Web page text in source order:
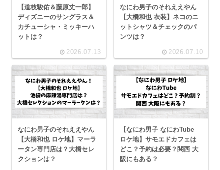
【道枝駿佑＆藤原丈一郎】
ディズニーのサングラス＆
カチューシャ・ミッキーハ
ットは？
2026.07.13
なにわ男子のそれええやん
【大橋和也 衣装】ネコのニ
ットシャツ＆チェックのパ
ンツは？
2026.07.10
なにわ男子のそれええやん
【大橋和也 ロケ地】マーラ
ータン専門店は？大橋セレ
クションは？
【なにわ男子 なにわTube
ロケ地】サモエドカフェは
どこ？予約は必要？関西 大
阪にもある？